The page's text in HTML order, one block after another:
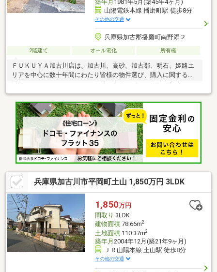
築年月 1981年5月(築45年4ヶ月)
山陽電鉄本線 播磨町駅 徒歩8分
その他の交通
兵庫県加古郡播磨町南野添２
2階建て オール電化 所有権
ＦＵＫＵＹＡ加古川店は、加古川、高砂、加古郡、明石、姫路エ
リアを中心に数十年間にわたり皆様の物件選び、購入に関するお
お客様に人生に一度の不動産の購入を最高の形でお手伝いできる
よう、日々努力しながら営業活動を行っております。【物件の特
徴】 □明姫幹線も近く、カーアクセス良好です♪ ■前面道路約6
ｍ♪ □第一種低層住居専用地域なので周りに高い建物が少なく、
陽当たり良好です♪ ■南東向き、全室二面採光♪【周辺施設】◎
播磨町立播磨小学校 約700ｍ◎播磨町立播磨中学校 約500ｍ◎
マルアイ播磨店 約500ｍ
兵庫県加古川市平岡町土山 1,850万円 3LDK
1,850万円
間取り 3LDK
建物面積78.66m2
土地面積110.37m2
築年月 2004年12月(築21年9ヶ月)
ＪＲ山陽本線 土山駅 徒歩8分
その他の交通